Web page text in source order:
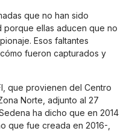
que no han sido
porque ellas aducen que no
Esos faltantes
fueron capturados y
que provienen del Centro
Norte, adjunto al 27
ha dicho que en 2014
que fue creada en 2016-,